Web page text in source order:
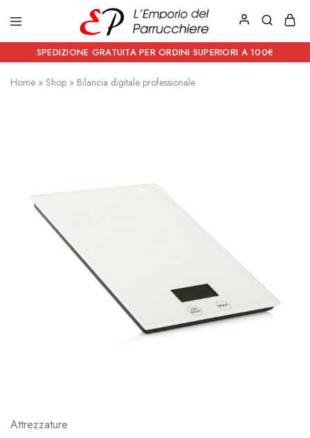
Emporio
del
Parrucchiere
Prodotti
estetici
e
Articoli
per
SPEDIZIONE GRATUITA PER ORDINI SUPERIORI A 100€
Home » Shop » Bilancia digitale professionale
Attrezzature